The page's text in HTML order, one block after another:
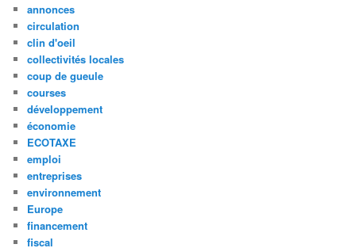
annonces
circulation
clin d'oeil
collectivités locales
coup de gueule
courses
développement
économie
ECOTAXE
emploi
entreprises
environnement
Europe
financement
fiscal